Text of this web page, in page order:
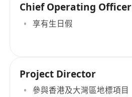
Chief Operating Officer
享有生日假
Project Director
參與香港及大灣區地標項目